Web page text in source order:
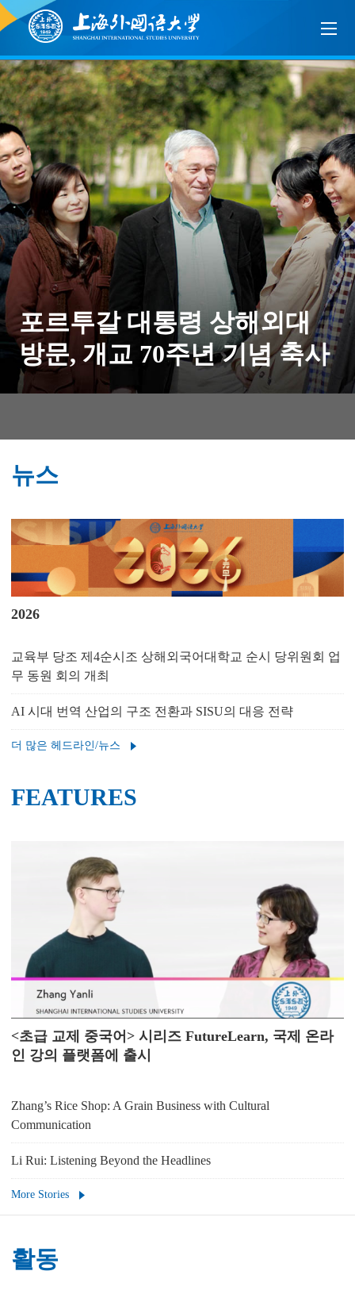
포르투갈 대통령 상해외대
방문, 개교 70주년 기념 축사
뉴스
2026
교육부 당조 제4순시조 상해외국어대학교 순시 당위원회 업
무 동원 회의 개최
AI 시대 번역 산업의 구조 전환과 SISU의 대응 전략
더 많은 헤드라인/뉴스
FEATURES
<초급 교제 중국어> 시리즈 FutureLearn, 국제 온라
인 강의 플랫폼에 출시
Zhang’s Rice Shop: A Grain Business with Cultural
Communication
Li Rui: Listening Beyond the Headlines
More Stories
활동